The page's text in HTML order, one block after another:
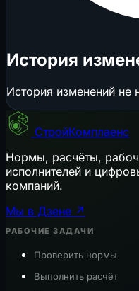
История
История изменений не
СтройКомплаенс
Нормы, расчёты,
исполнителей и
компаний.
Мы в Дзене ↗
РАБОЧИЕ ЗАДАЧИ
Проверить нормы
Выполнить расчёт